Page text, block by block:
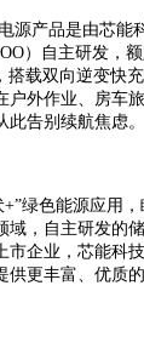
源产品是由芯
）自主研发，
搭载双向逆变快
户外作业、房车
告别续航焦虑。
绿色能源应用
域，自主研发的
市企业，芯能科
供更丰富、优质